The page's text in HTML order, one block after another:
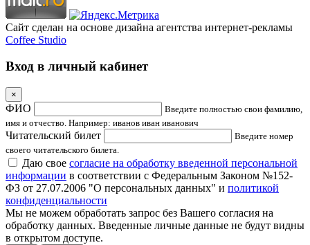
Сайт сделан на основе дизайна агентства интернет-рекламы
Coffee Studio
Вход в личный кабинет
×
ФИО
Введите полностью свои фамилию,
имя и отчество. Например: иванов иван иванович
Читательский билет
Введите номер
своего читательского билета.
Даю свое согласие на обработку введенной персональной
информации в соответствии с Федеральным Законом №152-
ФЗ от 27.07.2006 "О персональных данных" и политикой
конфиденциальности
Мы не можем обработать запрос без Вашего согласия на
обработку данных. Введенные личные данные не будут видны
в открытом доступе.